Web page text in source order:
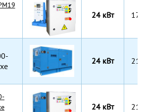
24 кВт
24 кВт
24 кВт